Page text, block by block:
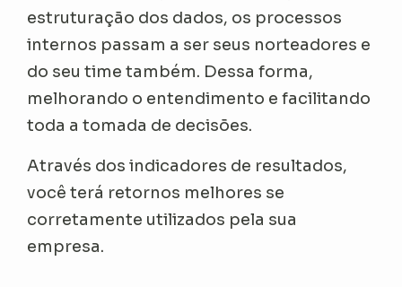
estruturação dos dados, os processos
internos passam a ser seus norteadores e
do seu time também. Dessa forma,
melhorando o entendimento e facilitando
toda a tomada de decisões.
Através dos indicadores de resultados,
você terá retornos melhores se
corretamente utilizados pela sua
empresa.